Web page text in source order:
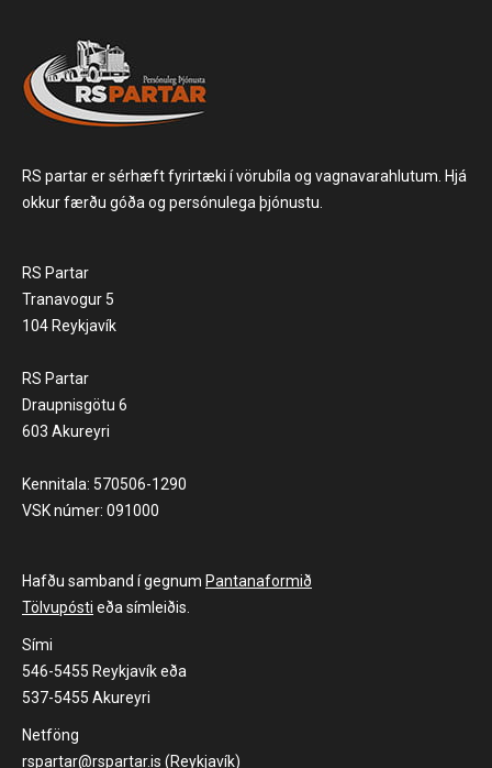
RS partar er sérhæft fyrirtæki í vörubíla og vagnavarahlutum. Hjá
okkur færðu góða og persónulega þjónustu.
RS Partar
Tranavogur 5
104 Reykjavík
RS Partar
Draupnisgötu 6
603 Akureyri
Kennitala: 570506-1290
VSK númer: 091000
Hafðu samband í gegnum Pantanaformið
Tölvupósti eða símleiðis.
Sími
546-5455 Reykjavík eða
537-5455 Akureyri
Netföng
rspartar@rspartar.is (Reykjavík)